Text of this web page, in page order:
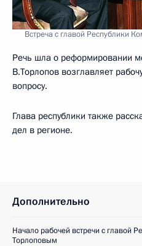
Встреча с главой Республики
Речь шла о реформировании
В.Торлопов возглавляет
вопросу.
Глава республики также
дел в регионе.
Дополнительно
Начало рабочей встречи с главой
Торлоповым